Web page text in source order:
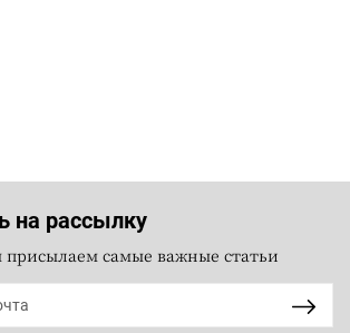
на рассылку
самые важные статьи